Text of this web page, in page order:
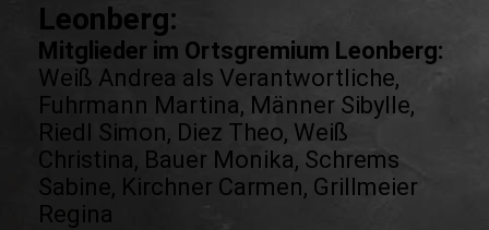
Leonberg:
Mitglieder im Ortsgremium Leonberg:
Weiß Andrea als Verantwortliche,
Fuhrmann Martina, Männer Sibylle,
Riedl Simon, Diez Theo, Weiß
Christina, Bauer Monika, Schrems
Sabine, Kirchner Carmen, Grillmeier
Regina